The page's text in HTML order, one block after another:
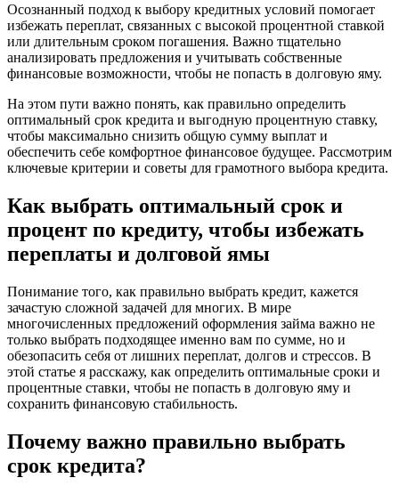
Осознанный подход к выбору кредитных условий помогает
избежать переплат, связанных с высокой процентной ставкой
или длительным сроком погашения. Важно тщательно
анализировать предложения и учитывать собственные
финансовые возможности, чтобы не попасть в долговую яму.
На этом пути важно понять, как правильно определить
оптимальный срок кредита и выгодную процентную ставку,
чтобы максимально снизить общую сумму выплат и
обеспечить себе комфортное финансовое будущее. Рассмотрим
ключевые критерии и советы для грамотного выбора кредита.
Как выбрать оптимальный срок и
процент по кредиту, чтобы избежать
переплаты и долговой ямы
Понимание того, как правильно выбрать кредит, кажется
зачастую сложной задачей для многих. В мире
многочисленных предложений оформления займа важно не
только выбрать подходящее именно вам по сумме, но и
обезопасить себя от лишних переплат, долгов и стрессов. В
этой статье я расскажу, как определить оптимальные сроки и
процентные ставки, чтобы не попасть в долговую яму и
сохранить финансовую стабильность.
Почему важно правильно выбрать
срок кредита?